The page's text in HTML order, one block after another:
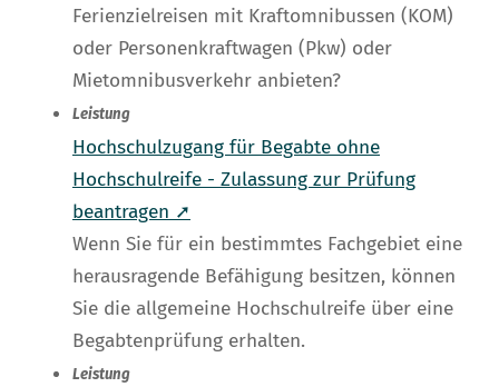
Ferienzielreisen mit Kraftomnibussen (KOM)
oder Personenkraftwagen (Pkw) oder
Mietomnibusverkehr anbieten?
Leistung
Hochschulzugang für Begabte ohne
Hochschulreife - Zulassung zur Prüfung
beantragen ➚
Wenn Sie für ein bestimmtes Fachgebiet eine
herausragende Befähigung besitzen, können
Sie die allgemeine Hochschulreife über eine
Begabtenprüfung erhalten.
Leistung